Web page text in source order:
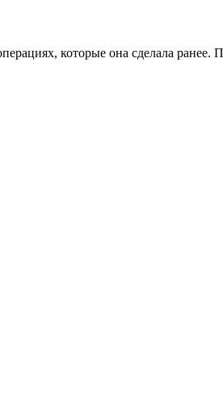
которые она сделала ранее.